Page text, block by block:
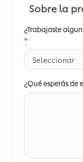
Sobre la
¿Trabajaste
*
¿Qué esperás de